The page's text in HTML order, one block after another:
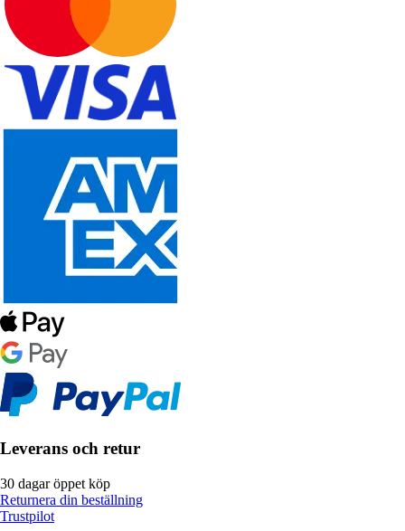
Leverans och retur
30 dagar öppet köp
Returnera din beställning
Trustpilot